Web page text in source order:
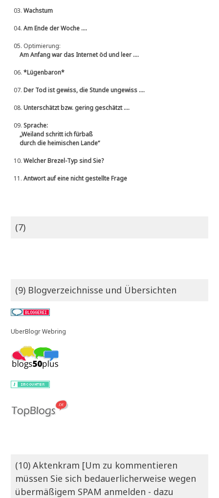
03.Wachstum
04.Am Ende der Woche ....
05. Optimierung:
Am Anfang war das Internet öd und leer ....
06.*Lügenbaron*
07.Der Tod ist gewiss, die Stunde ungewiss ....
08.Unterschätzt bzw. gering geschätzt ....
09.Sprache:
„Weiland schritt ich fürbaß
durch die heimischen Lande“
10.Welcher Brezel-Typ sind Sie?
11.Antwort auf eine nicht gestellte Frage
(7)
(9) Blogverzeichnisse und Übersichten
UberBlogr Webring
(10) Aktenkram [Um zu kommentieren
müssen Sie sich bedauerlicherweise wegen
übermäßigem SPAM anmelden - dazu